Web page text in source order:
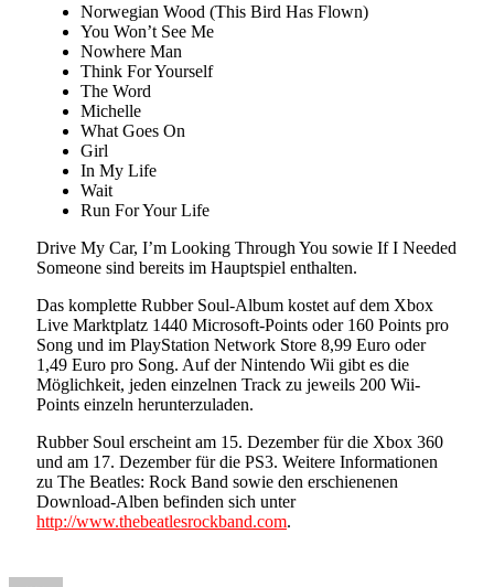
Norwegian Wood (This Bird Has Flown)
You Won’t See Me
Nowhere Man
Think For Yourself
The Word
Michelle
What Goes On
Girl
In My Life
Wait
Run For Your Life
Drive My Car, I’m Looking Through You sowie If I Needed
Someone sind bereits im Hauptspiel enthalten.
Das komplette Rubber Soul-Album kostet auf dem Xbox
Live Marktplatz 1440 Microsoft-Points oder 160 Points pro
Song und im PlayStation Network Store 8,99 Euro oder
1,49 Euro pro Song. Auf der Nintendo Wii gibt es die
Möglichkeit, jeden einzelnen Track zu jeweils 200 Wii-
Points einzeln herunterzuladen.
Rubber Soul erscheint am 15. Dezember für die Xbox 360
und am 17. Dezember für die PS3. Weitere Informationen
zu The Beatles: Rock Band sowie den erschienenen
Download-Alben befinden sich unter
http://www.thebeatlesrockband.com.